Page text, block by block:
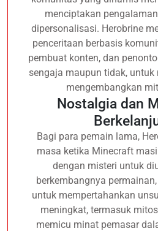
menciptakan
dipersonalisasi. Herobrine
penceritaan berbasis
pembuat konten, dan
sengaja maupun tidak, untuk
mengembangkan
Nostalgia dan
Bagi para pemain lama,
masa ketika Minecraft
dengan misteri untuk
berkembangnya
untuk mempertahankan
meningkat, termasuk
memicu minat pemasar